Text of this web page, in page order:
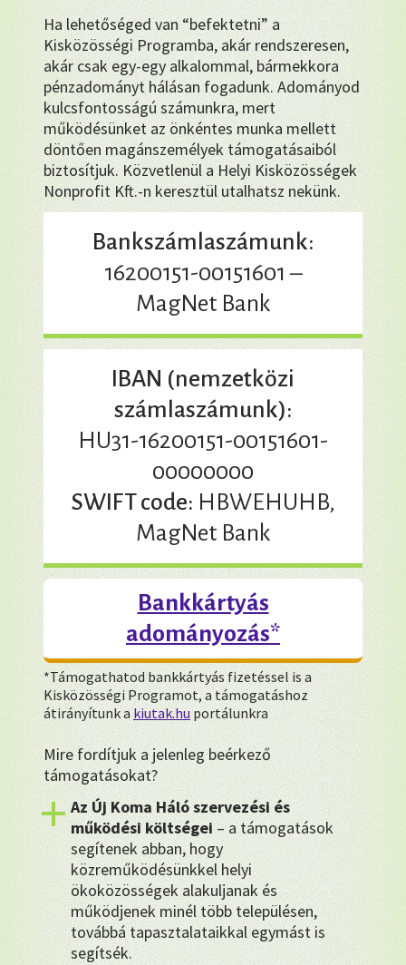
Ha lehetőséged van “befektetni” a
Kisközösségi Programba, akár rendszeresen,
akár csak egy-egy alkalommal, bármekkora
pénzadományt hálásan fogadunk. Adományod
kulcsfontosságú számunkra, mert
működésünket az önkéntes munka mellett
döntően magánszemélyek támogatásaiból
biztosítjuk. Közvetlenül a Helyi Kisközösségek
Nonprofit Kft.-n keresztül utalhatsz nekünk.
Bankszámlaszámunk:
16200151-00151601 –
MagNet Bank
IBAN (nemzetközi
számlaszámunk):
HU31-16200151-00151601-
00000000
SWIFT code: HBWEHUHB,
MagNet Bank
Bankkártyás
adományozás*
*Támogathatod bankkártyás fizetéssel is a
Kisközösségi Programot, a támogatáshoz
átirányítunk akiutak.huportálunkra
Mire fordítjuk a jelenleg beérkező
támogatásokat?
Az Új Koma Háló szervezési és
működési költségei– a támogatások
segítenek abban, hogy
közreműködésünkkel helyi
ökoközösségek alakuljanak és
működjenek minél több településen,
továbbá tapasztalataikkal egymást is
segítsék.